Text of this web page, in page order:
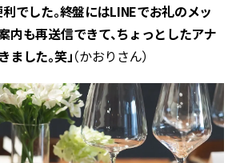
でした。終盤にはLINEでお礼のメッ
内も再送信できて、ちょっとしたアナ
した。笑」（かおりさん）